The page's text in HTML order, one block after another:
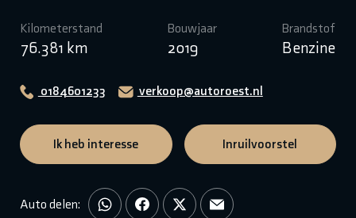
Kilometerstand
76.381 km
Bouwjaar
2019
Brandstof
Benzine
0184601233 verkoop@autoroest.nl
Ik heb interesse Inruilvoorstel
Auto delen: